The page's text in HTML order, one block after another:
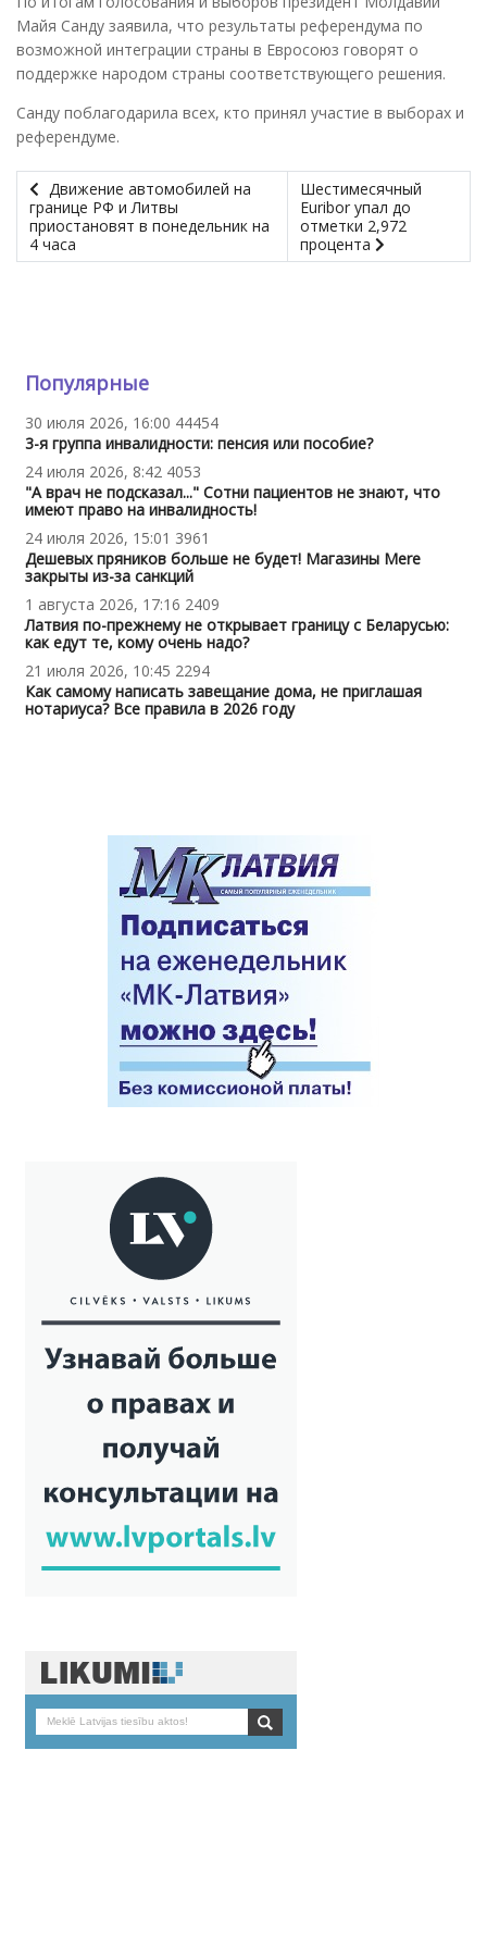
Майя Санду заявила, что результаты референдума по
возможной интеграции страны в Евросоюз говорят о
поддержке народом страны соответствующего решения.
Санду поблагодарила всех, кто принял участие в выборах и
референдуме.
Движение автомобилей на
границе РФ и Литвы
приостановят в понедельник на
4 часа
Шестимесячный
Euribor упал до
отметки 2,972
процента
Популярные
30 июля 2026, 16:00 44454
3-я группа инвалидности: пенсия или пособие?
24 июля 2026, 8:42 4053
"А врач не подсказал..." Сотни пациентов не знают, что
имеют право на инвалидность!
24 июля 2026, 15:01 3961
Дешевых пряников больше не будет! Магазины Mere
закрыты из-за санкций
1 августа 2026, 17:16 2409
Латвия по-прежнему не открывает границу с Беларусью:
как едут те, кому очень надо?
21 июля 2026, 10:45 2294
Как самому написать завещание дома, не приглашая
нотариуса? Все правила в 2026 году